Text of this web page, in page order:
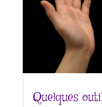
Quelques